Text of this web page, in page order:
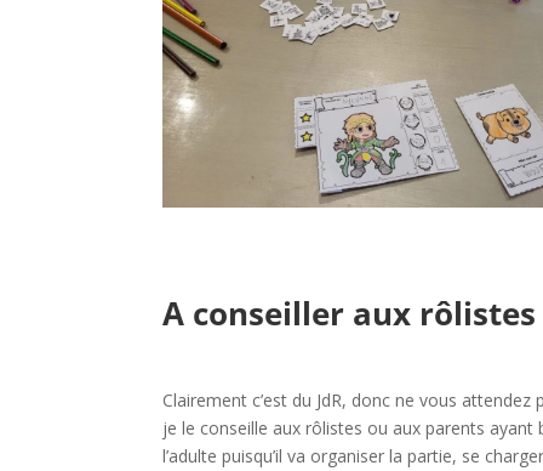
A conseiller aux rôlistes
Clairement c’est du JdR, donc ne vous
je le conseille aux rôlistes ou aux parents
l’adulte puisqu’il va organiser la partie, se